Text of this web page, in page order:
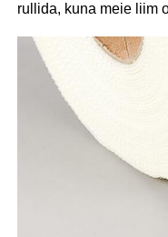
rullida, kuna meie liim